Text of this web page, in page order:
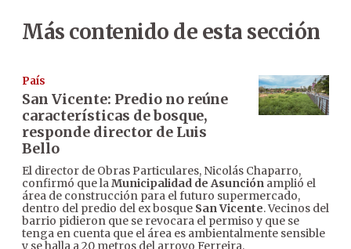
Más contenido de esta sección
País
San Vicente: Predio no reúne
características de bosque,
responde director de Luis
Bello
El director de Obras Particulares, Nicolás Chaparro,
confirmó que laMunicipalidad de Asunción amplió el
área de construcción para el futuro supermercado,
dentro del predio del ex bosque San Vicente. Vecinos del
barrio pidieron que se revocara el permiso y que se
tenga en cuenta que el área es ambientalmente sensible
y se halla a 20 metros del arroyo Ferreira.